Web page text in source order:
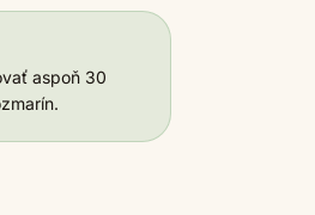
aspoň 30